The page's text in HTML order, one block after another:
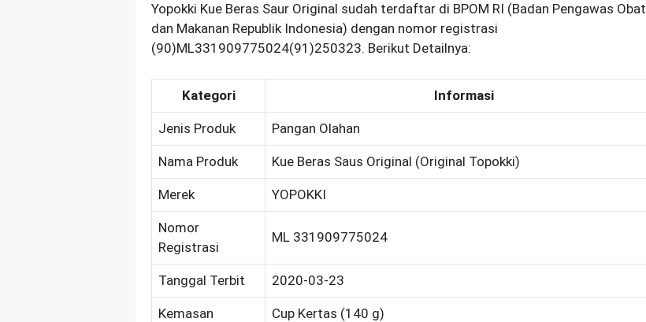
Yopokki Kue Beras Saur Original sudah terdaftar di BPOM RI (Badan Pengawas Obat
dan Makanan Republik Indonesia) dengan nomor registrasi
(90)ML331909775024(91)250323. Berikut Detailnya:
Kategori Informasi
Jenis Produk Pangan Olahan
Nama Produk Kue Beras Saus Original (Original Topokki)
Merek YOPOKKI
Nomor
Registrasi
ML 331909775024
Tanggal Terbit 2020-03-23
Kemasan Cup Kertas (140 g)